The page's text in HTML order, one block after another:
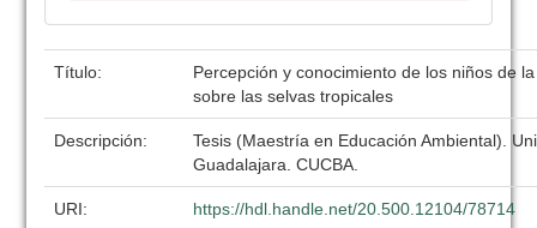
Título:
Percepción y conocimiento de los niños de
sobre las selvas tropicales
Descripción:
Tesis (Maestría en Educación Ambiental).
Guadalajara. CUCBA.
URI: https://hdl.handle.net/20.500.12104/78714